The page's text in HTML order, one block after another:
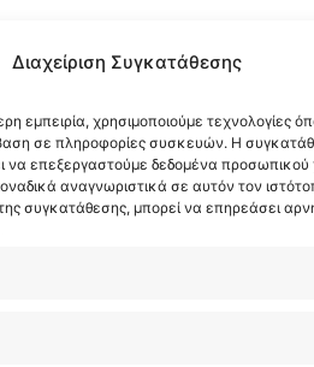
Διαχείριση Συγκατάθεσης
εμπειρία, χρησιμοποιούμε τεχνολογίες
σε πληροφορίες συσκευών. Η
να επεξεργαστούμε δεδομένα
αναγνωριστικά σε αυτόν τον
συγκατάθεσης, μπορεί να επηρεάσει